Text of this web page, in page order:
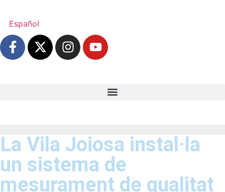
Español
La Vila Joiosa instal·la
un sistema de
mesurament de qualitat